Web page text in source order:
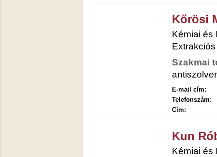
Kőrösi
Kémiai és
Szakmai
E-mail cím:
Telefonszám:
Cím:
Kun
Kémiai és